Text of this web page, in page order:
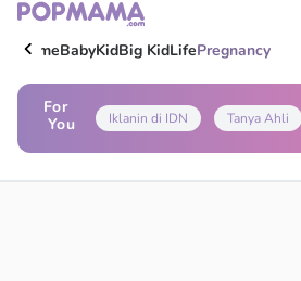
HomeBabyKidBig KidLifePregnancy
For
You
Iklanin di IDN Tanya Ahli